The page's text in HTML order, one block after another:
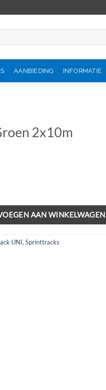
AANBIEDING INFORMATIE
2x10m
AAN WINKELWAGEN
UNI,Sprinttracks